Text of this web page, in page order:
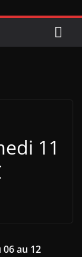
11
06 au 12